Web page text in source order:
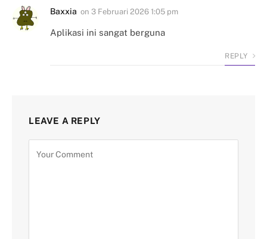
Baxxia on 3 Februari 2026 1:05 pm
Aplikasi ini sangat berguna
REPLY
LEAVE A REPLY